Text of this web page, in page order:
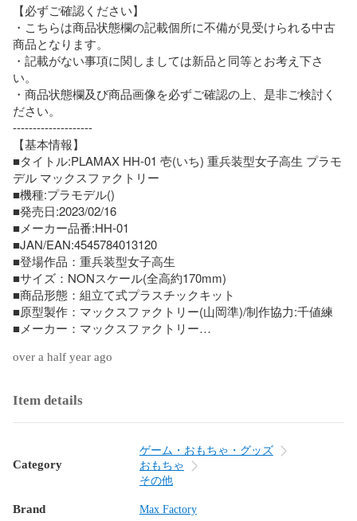
【必ずご確認ください】
・こちらは商品状態欄の記載個所に不備が見受けられる中古
商品となります。
・記載がない事項に関しましては新品と同等とお考え下さ
い。
・商品状態欄及び商品画像を必ずご確認の上、是非ご検討く
ださい。
--------------------
【基本情報】
■タイトル:PLAMAX HH-01 壱(いち) 重兵装型女子高生 プラモ
デル マックスファクトリー
■機種:プラモデル()
■発売日:2023/02/16
■メーカー品番:HH-01
■JAN/EAN:4545784013120
■登場作品：重兵装型女子高生
■サイズ：NONスケール(全高約170mm)
■商品形態：組立て式プラスチックキット
■原型製作：マックスファクトリー(山岡準)/制作協力:千値練
■メーカー：マックスファクトリー
【商品説明】
--------------------
イラストレーターnecoがWEB上で展開している『重兵装型女
子高生』より「壱」がPLAMAXになって登場。
PLAMAXのために一新された服装や武器のデザインを元に、
スナップフィットモデル
over a half year ago
Item details
Category
ゲーム・おもちゃ・グッズ
おもちゃ
その他
Brand Max Factory